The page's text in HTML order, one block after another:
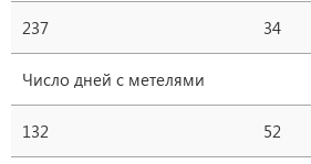
237 34
Число дней с метелями
132 52